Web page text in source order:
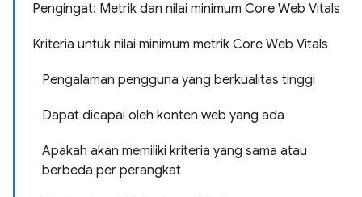
Pengingat: Metrik dan nilai minimum Core Web Vitals
Kriteria untuk nilai minimum metrik Core Web Vitals
Pengalaman pengguna yang berkualitas tinggi
Dapat dicapai oleh konten web yang ada
Apakah akan memiliki kriteria yang sama atau
berbeda per perangkat